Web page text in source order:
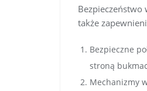
Bezpieczeństwo
także
Bezpieczne
stroną
Mechanizmy